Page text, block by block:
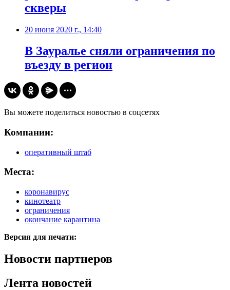
скверы
20 июня 2020 г., 14:40
В Зауралье сняли ограничения по
въезду в регион
Вы можете поделиться новостью в соцсетях
Компании:
оперативный штаб
Места:
коронавирус
кинотеатр
ограничения
окончание карантина
Версия для печати:
Новости партнеров
Лента новостей